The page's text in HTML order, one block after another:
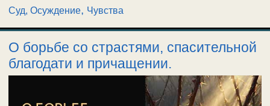
Суд, Осуждение, Чувства
О борьбе со страстями, спасительной
благодати и причащении.